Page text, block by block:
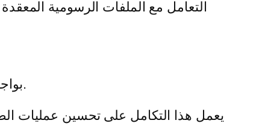
يتمتع Fiery بواجهة سهلة الاستخدام. من السهل إدارة مهام الطباعة وضبط الإعدادات وإنشاء التقارير.